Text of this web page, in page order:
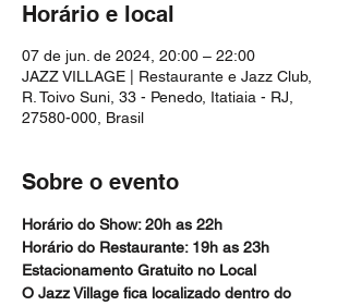
Horário e local
07 de jun. de 2024, 20:00 – 22:00
JAZZ VILLAGE | Restaurante e Jazz Club,
R. Toivo Suni, 33 - Penedo, Itatiaia - RJ,
27580-000, Brasil
Sobre o evento
Horário do Show: 20h as 22h
Horário do Restaurante: 19h as 23h
Estacionamento Gratuito no Local
O Jazz Village fica localizado dentro do